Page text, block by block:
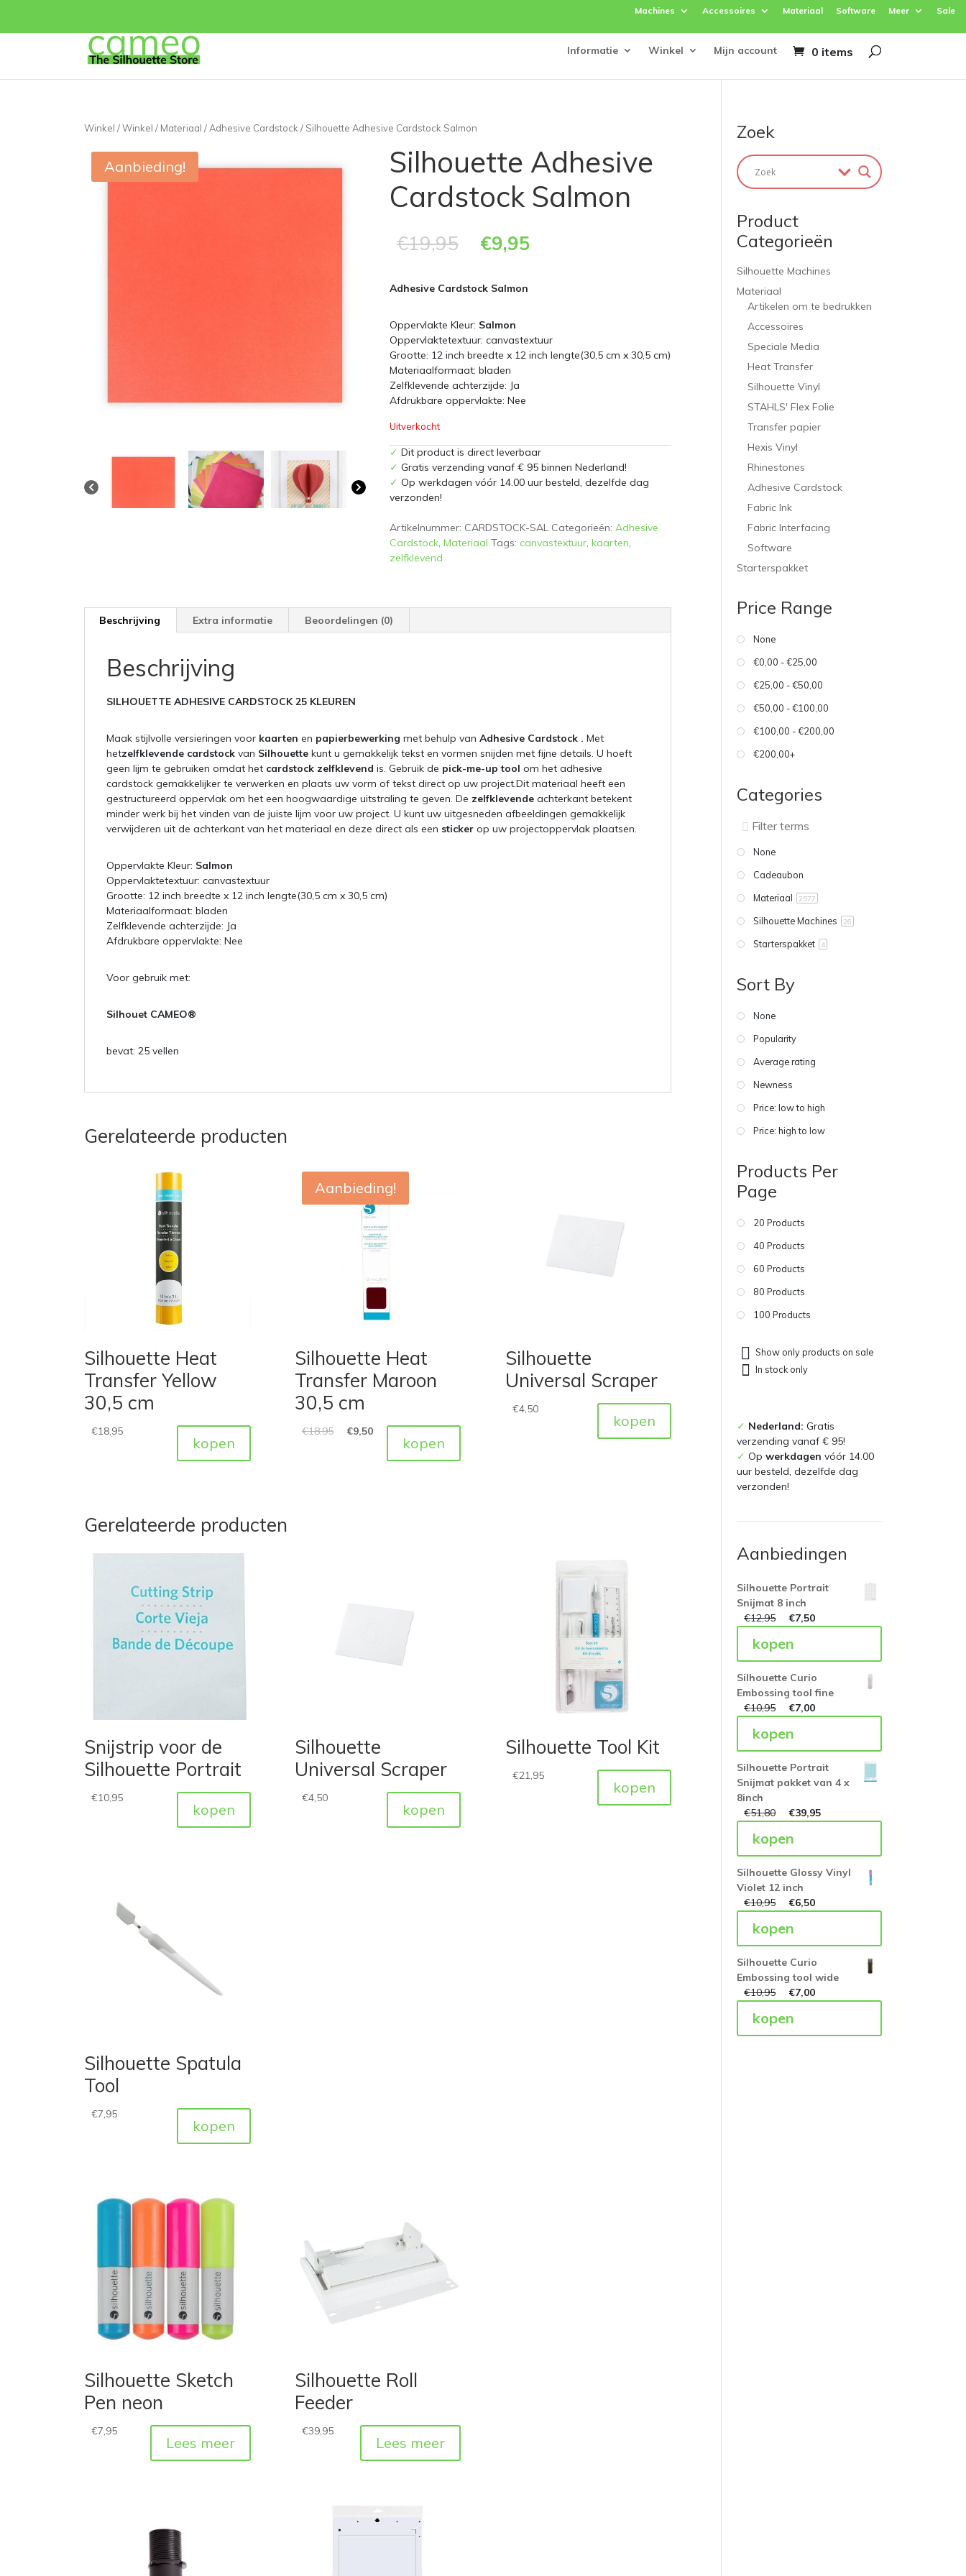
Machines Accessoires Materiaal Software Meer Sale
Informatie Winkel Mijn account 0 items
Winkel /Winkel / Materiaal / Adhesive Cardstock / Silhouette Adhesive Cardstock Salmon
Aanbieding!
Silhouette Adhesive
Cardstock Salmon
€19,95 €9,95
Adhesive Cardstock Salmon
Oppervlakte Kleur: Salmon
Oppervlaktetextuur: canvastextuur
Grootte: 12 inch breedte x 12 inch lengte(30,5 cm x 30,5 cm)
Materiaalformaat: bladen
Zelfklevende achterzijde: Ja
Afdrukbare oppervlakte: Nee
Uitverkocht
✓ Dit product is direct leverbaar
✓ Gratis verzending vanaf € 95 binnen Nederland!
✓ Op werkdagen vóór 14.00 uur besteld, dezelfde dag
verzonden!
Artikelnummer: CARDSTOCK-SAL Categorieën: Adhesive
Cardstock, Materiaal Tags: canvastextuur, kaarten,
zelfklevend
Beschrijving Extra informatie Beoordelingen (0)
Beschrijving
SILHOUETTE ADHESIVE CARDSTOCK 25 KLEUREN
Maak stijlvolle versieringen voor kaarten en papierbewerking met behulp van Adhesive Cardstock . Met
hetzelfklevende cardstock van Silhouette kunt u gemakkelijk tekst en vormen snijden met fijne details. U hoeft
geen lijm te gebruiken omdat het cardstock zelfklevend is. Gebruik de pick-me-up tool om het adhesive
cardstock gemakkelijker te verwerken en plaats uw vorm of tekst direct op uw project.Dit materiaal heeft een
gestructureerd oppervlak om het een hoogwaardige uitstraling te geven. De zelfklevende achterkant betekent
minder werk bij het vinden van de juiste lijm voor uw project. U kunt uw uitgesneden afbeeldingen gemakkelijk
verwijderen uit de achterkant van het materiaal en deze direct als een sticker op uw projectoppervlak plaatsen.
Oppervlakte Kleur: Salmon
Oppervlaktetextuur: canvastextuur
Grootte: 12 inch breedte x 12 inch lengte(30,5 cm x 30,5 cm)
Materiaalformaat: bladen
Zelfklevende achterzijde: Ja
Afdrukbare oppervlakte: Nee
Voor gebruik met:
Silhouet CAMEO®
bevat: 25 vellen
Gerelateerde producten
Silhouette Heat
Transfer Yellow
30,5 cm
€18,95
kopen
Aanbieding!
Silhouette Heat
Transfer Maroon
30,5 cm
€18,95 €9,50
kopen
Silhouette
Universal Scraper
€4,50
kopen
Gerelateerde producten
Snijstrip voor de
Silhouette Portrait
€10,95
kopen
Silhouette
Universal Scraper
€4,50
kopen
Silhouette Tool Kit
€21,95
kopen
Silhouette Spatula
Tool
€7,95
kopen
Silhouette Sketch
Pen neon
€7,95
Lees meer
Silhouette Roll
Feeder
€39,95
Lees meer
Zoek
Product
Categorieën
Silhouette Machines
Materiaal
Artikelen om te bedrukken
Accessoires
Speciale Media
Heat Transfer
Silhouette Vinyl
STAHLS' Flex Folie
Transfer papier
Hexis Vinyl
Rhinestones
Adhesive Cardstock
Fabric Ink
Fabric Interfacing
Software
Starterspakket
Price Range
None
€0,00 - €25,00
€25,00 - €50,00
€50,00 - €100,00
€100,00 - €200,00
€200,00+
Categories
None
Cadeaubon
Materiaal
2577
Silhouette Machines 26
Starterspakket 4
Sort By
None
Popularity
Average rating
Newness
Price: low to high
Price: high to low
Products Per
Page
20 Products
40 Products
60 Products
80 Products
100 Products
Show only products on sale
In stock only
✓ Nederland:Gratis
verzending vanaf € 95!
✓ Opwerkdagen vóór 14.00
uur besteld, dezelfde dag
verzonden!
Aanbiedingen
Silhouette Portrait
Snijmat 8 inch
€12,95 €7,50
kopen
Silhouette Curio
Embossing tool fine
€10,95 €7,00
kopen
Silhouette Portrait
Snijmat pakket van 4 x
8inch
€51,80 €39,95
kopen
Silhouette Glossy Vinyl
Violet 12 inch
€10,95 €6,50
kopen
Silhouette Curio
Embossing tool wide
€10,95 €7,00
kopen